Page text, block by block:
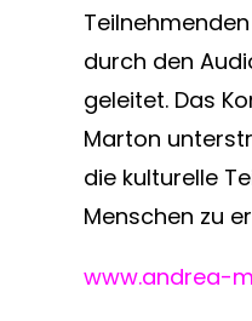
durch den
geleitet. Das
Marton
die kulturelle
Menschen zu
www.andrea-